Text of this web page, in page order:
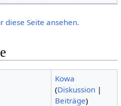
diese Seite ansehen.
Kowa
(Diskussion |
Beiträge)